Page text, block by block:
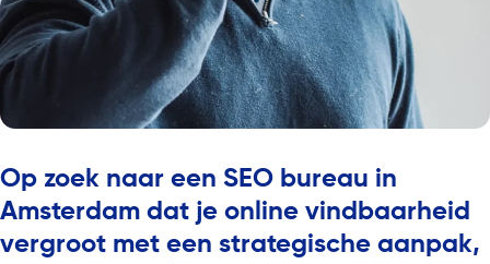
Op zoek naar een SEO bureau in
Amsterdam dat je online vindbaarheid
vergroot met een strategische aanpak,